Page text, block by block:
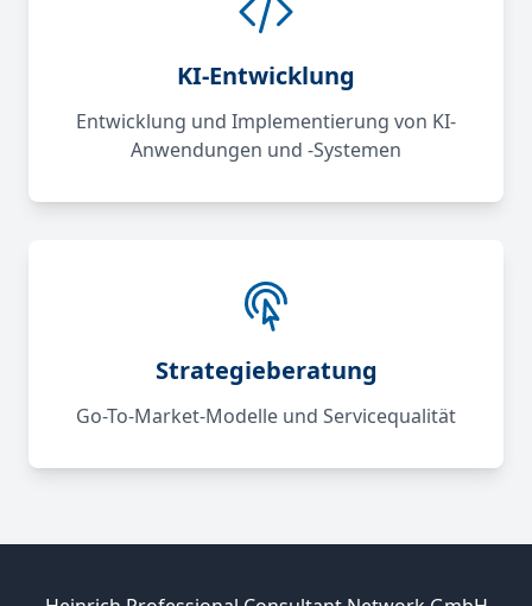
KI-Entwicklung
Entwicklung und Implementierung von KI-
Anwendungen und -Systemen
Strategieberatung
Go-To-Market-Modelle und Servicequalität